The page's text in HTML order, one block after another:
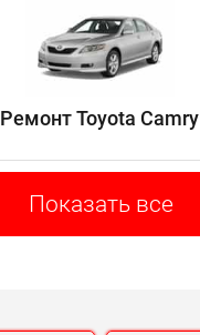
Ремонт Toyota Camry
Показать все